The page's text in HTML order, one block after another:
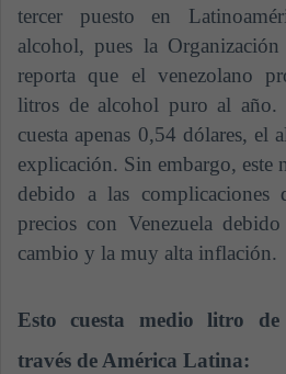
tercer puesto en
alcohol, pues la
reporta que el venezolano
litros de alcohol puro al año.
cuesta apenas 0,54 dólares, el
explicación. Sin embargo, este
debido a las complicaciones
precios con Venezuela
cambio y la muy alta inflación.
Esto cuesta medio litro de
través de América Latina: